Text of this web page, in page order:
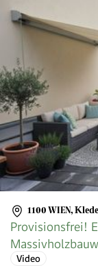
1100 WIEN,
Provisionsfrei!
mehr
Video